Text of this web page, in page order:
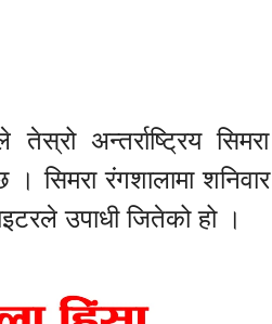
तेस्रो अन्तर्राष्ट्रिय सिमरा
। सिमरा रंगशालामा शनिवार
उपाधी जितेको हो ।